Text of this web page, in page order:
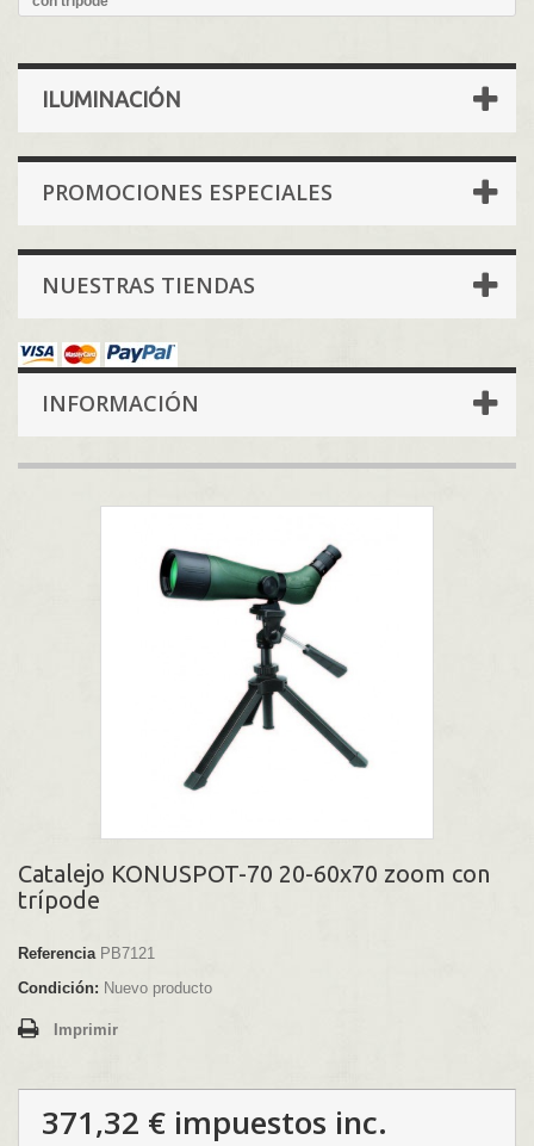
ILUMINACIÓN
PROMOCIONES ESPECIALES
NUESTRAS TIENDAS
INFORMACIÓN
Catalejo KONUSPOT-70 20-60x70 zoom con
trípode
Referencia PB7121
Condición: Nuevo producto
Imprimir
371,32 € impuestos inc.